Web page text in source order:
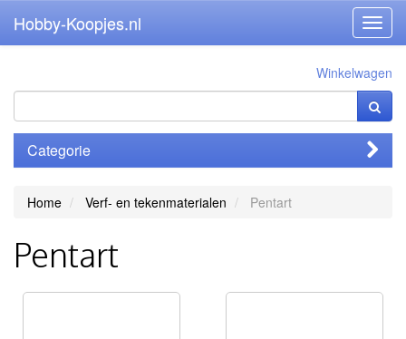
Hobby-Koopjes.nl
Winkelwagen
Categorie
Home Verf- en tekenmaterialen Pentart
Pentart